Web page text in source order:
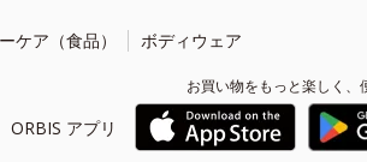
ケア（食品） ボディウェア
ORBIS アプリ
お買い物をもっと楽しく、